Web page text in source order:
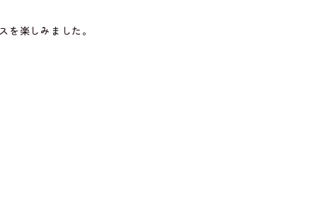
楽しみました。